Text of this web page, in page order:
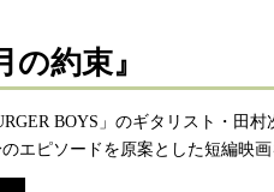
約束』
BOYS」のギタリスト・田
エピソードを原案とした短編映画